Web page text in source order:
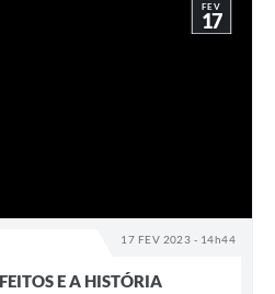
17 FEV 2023 - 14h44
FEV
17
E A HISTÓRIA